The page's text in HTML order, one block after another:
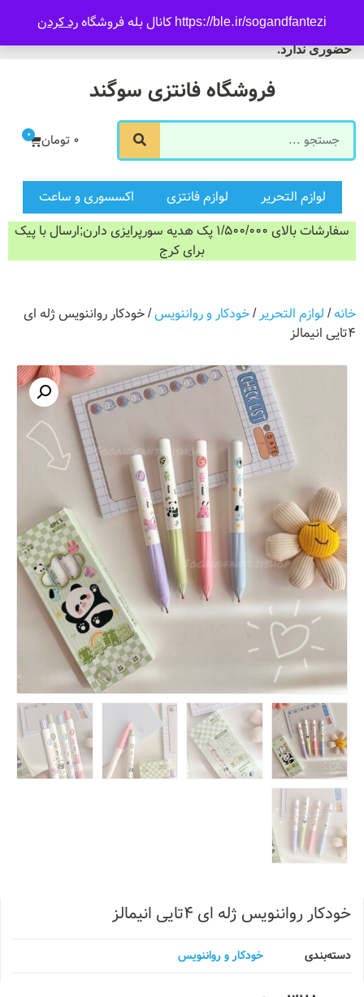
https://ble.ir/sogandfantezi کانال بله فروشگاه رد کردن
فروشگاه سوگند فروش
حضوری ندارد.
ورود/ثبت نام
فروشگاه فانتزی سوگند
0 تومان 0
لوازم التحریر لوازم فانتزی
اکسسوری و ساعت
سفارشات بالای 1/500/000 پک هدیه سورپرایزی دارن;ارسال با پیک
برای کرج
خانه/ لوازم التحریر/خودکار و رواننویس/ خودکار رواننویس ژله ای
۴تایی انیمالز
خودکار رواننویس ژله ای ۴تایی انیمالز
دسته‌بندی خودکار و رواننویس